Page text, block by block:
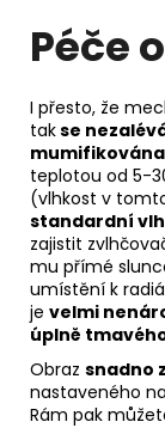
Péče
I přesto, že
takse
mumifikována
teplotou od 5-
(vlhkost v
standardní
zajistit
mu přímé
umístění k
je velmi
úplně
Obraz snadno
nastaveného
Rám pak